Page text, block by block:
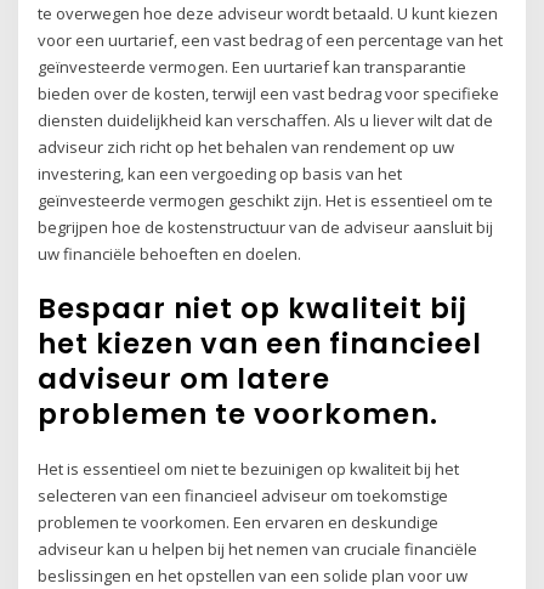
te overwegen hoe deze adviseur wordt betaald. U kunt kiezen
voor een uurtarief, een vast bedrag of een percentage van het
geïnvesteerde vermogen. Een uurtarief kan transparantie
bieden over de kosten, terwijl een vast bedrag voor specifieke
diensten duidelijkheid kan verschaffen. Als u liever wilt dat de
adviseur zich richt op het behalen van rendement op uw
investering, kan een vergoeding op basis van het
geïnvesteerde vermogen geschikt zijn. Het is essentieel om te
begrijpen hoe de kostenstructuur van de adviseur aansluit bij
uw financiële behoeften en doelen.
Bespaar niet op kwaliteit bij
het kiezen van een financieel
adviseur om latere
problemen te voorkomen.
Het is essentieel om niet te bezuinigen op kwaliteit bij het
selecteren van een financieel adviseur om toekomstige
problemen te voorkomen. Een ervaren en deskundige
adviseur kan u helpen bij het nemen van cruciale financiële
beslissingen en het opstellen van een solide plan voor uw